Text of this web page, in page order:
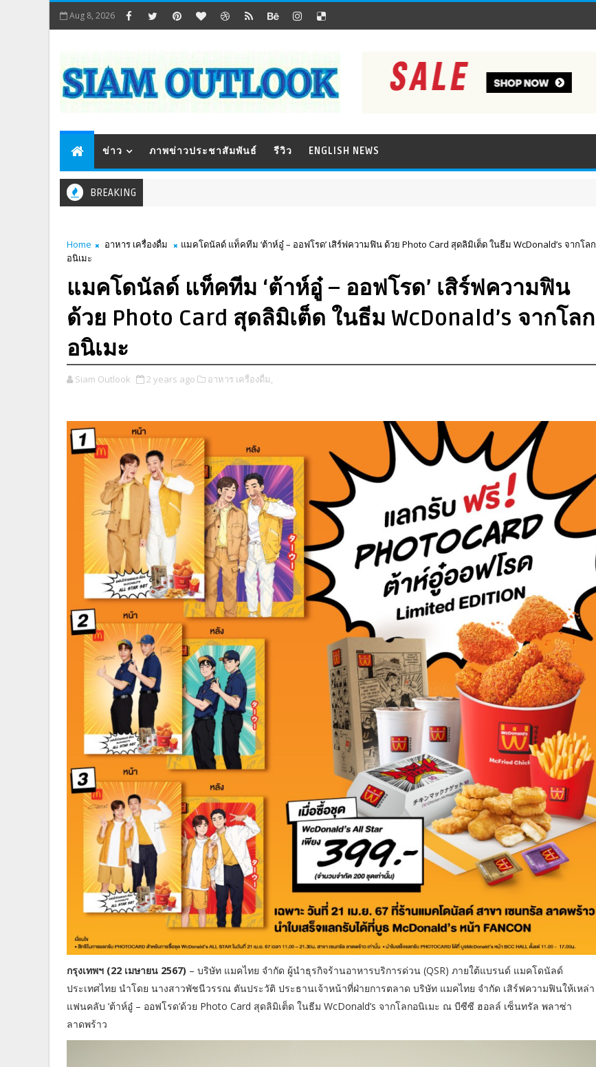
Aug 8, 2026
ข่าว ภาพข่าวประชาสัมพันธ์ รีวิว ENGLISH NEWS
BREAKING
Home อาหาร เครื่องดื่ม
แมคโดนัลด์ แท็คทีม ‘ต้าห์อู๋ – ออฟโรด’ เสิร์ฟความฟิน ด้วย Photo Card สุดลิมิเต็ด ในธีม WcDonald’s จากโลก
อนิเมะ
แมคโดนัลด์ แท็คทีม ‘ต้าห์อู๋ – ออฟโรด’ เสิร์ฟความฟิน
ด้วย Photo Card สุดลิมิเต็ด ในธีม WcDonald’s จากโลก
อนิเมะ
Siam Outlook 2 years ago อาหาร เครื่องดื่ม,
กรุงเทพฯ (22 เมษายน 2567) – บริษัท แมคไทย จำกัด ผู้นำธุรกิจร้านอาหารบริการด่วน (QSR) ภายใต้แบรนด์ แมคโดนัลด์
ประเทศไทย นำโดย นางสาวพัชนีวรรณ ตันประวัติ ประธานเจ้าหน้าที่ฝ่ายการตลาด บริษัท แมคไทย จำกัด เสิร์ฟความฟินให้เหล่า
แฟนคลับ ‘ต้าห์อู๋ – ออฟโรด’ด้วย Photo Card สุดลิมิเต็ด ในธีม WcDonald’s จากโลกอนิเมะ ณ บีซีซี ฮอลล์ เซ็นทรัล พลาซ่า
ลาดพร้าว